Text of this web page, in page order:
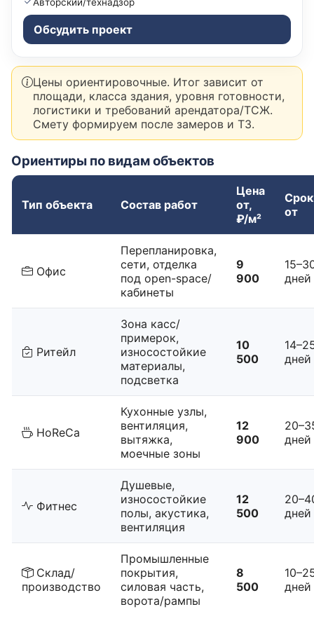
Обсудить проект
Цены ориентировочные. Итог зависит от
площади, класса здания, уровня готовности,
логистики и требований арендатора/ТСЖ.
Смету формируем после замеров и ТЗ.
Ориентиры по видам объектов
Тип объекта Состав работ
Цена
от,
₽/м²
от
Офис
Перепланировка,
сети, отделка
под open-space/
кабинеты
9
900
дней
Ритейл
Зона касс/
примерок,
износостойкие
материалы,
подсветка
10
500
дней
HoReCa
Кухонные узлы,
вентиляция,
вытяжка,
моечные зоны
12
900
дней
Фитнес
Душевые,
износостойкие
полы, акустика,
вентиляция
12
500
дней
Склад/
производство
Промышленные
покрытия,
силовая часть,
ворота/рампы
8
500
дней